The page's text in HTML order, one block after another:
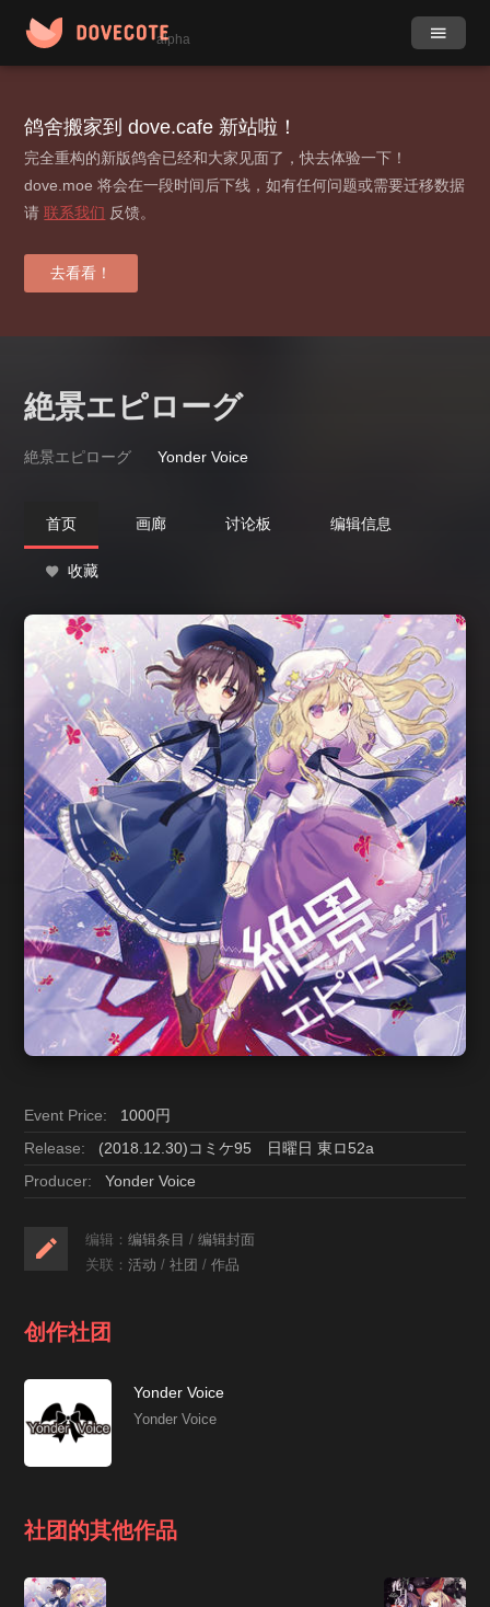
alpha
小组 目录
动态
登录 / 注册
鸽舍搬家到 dove.cafe 新站啦！
完全重构的新版鸽舍已经和大家见面了，快去体验一下！
dove.moe 将会在一段时间后下线，如有任何问题或需要迁移数据
请联系我们 反馈。
去看看！
絶景エピローグ
絶景エピローグ Yonder Voice
首页 画廊 讨论板 编辑信息
收藏
Event Price:
1000円
Release:
(2018.12.30)コミケ95 日曜日 東ロ52a
Producer:
Yonder Voice
编辑：编辑条目 /编辑封面
关联：活动 /社团 /作品
创作社团
Yonder Voice
Yonder Voice
社团的其他作品